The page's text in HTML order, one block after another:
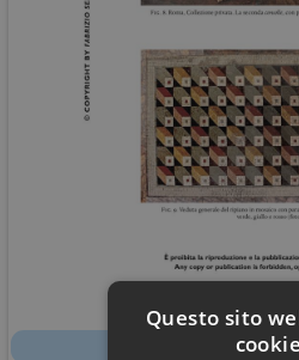
60,00€
Scheda
Questo sito
cookie